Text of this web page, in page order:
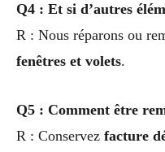
Q4 : Et si d’autres
R : Nous réparons ou
fenêtres et volets.
Q5 : Comment être
R : Conservez facture